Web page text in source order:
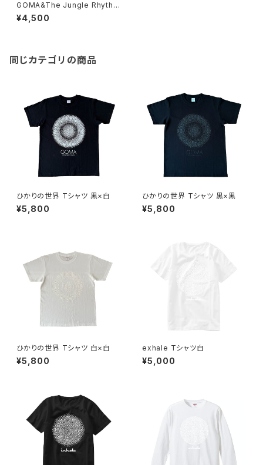
GOMA&The Jungle Rhythm
Section 20th T-shirts Whit
e×Green
¥4,500
同じカテゴリの商品
ひかりの世界 Tシャツ 黒×白
¥5,800
ひかりの世界 Tシャツ 黒×黒
¥5,800
ひかりの世界 Tシャツ 白×白
¥5,800
exhale Tシャツ白
¥5,000